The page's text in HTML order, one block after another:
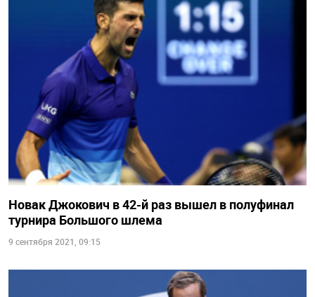
Новак Джокович в 42-й раз вышел в полуфинал
турнира Большого шлема
9 сентября 2021, 09:15